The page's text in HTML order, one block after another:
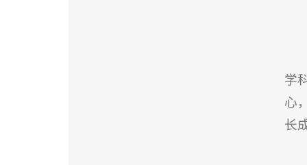
学
心
长